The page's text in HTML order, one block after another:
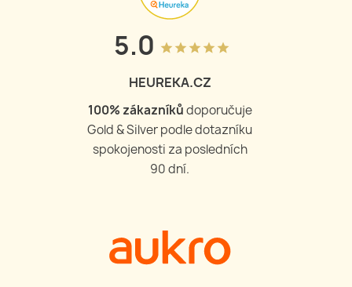
5.0 grade grade grade grade grade
HEUREKA.CZ
100% zákazníkůdoporučuje
Gold & Silver podle dotazníku
spokojenosti za posledních
90 dní.